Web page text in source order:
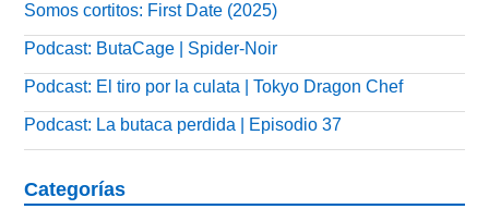
Somos cortitos: First Date (2025)
Podcast: ButaCage | Spider-Noir
Podcast: El tiro por la culata | Tokyo Dragon Chef
Podcast: La butaca perdida | Episodio 37
Categorías